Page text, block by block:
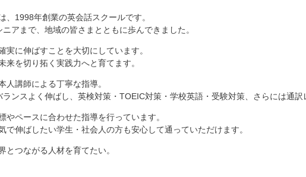
1998年創業の英会話スクールです。
アまで、地域の皆さまとともに歩んできました。
に伸ばすことを大切にしています。
を切り拓く実践力へと育てます。
講師による丁寧な指導。
ンスよく伸ばし、英検対策・TOEIC対策・学校英語・受験対策、さらには通訳
ペースに合わせた指導を行っています。
で伸ばしたい学生・社会人の方も安心して通っていただけます。
つながる人材を育てたい。